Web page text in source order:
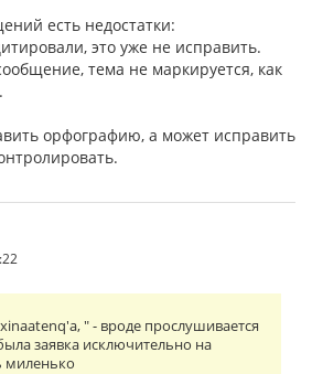
есть недостатки:
это уже не исправить.
тема не маркируется, как
орфографию, а может исправить
" - вроде прослушивается
заявка исключительно на
миленько